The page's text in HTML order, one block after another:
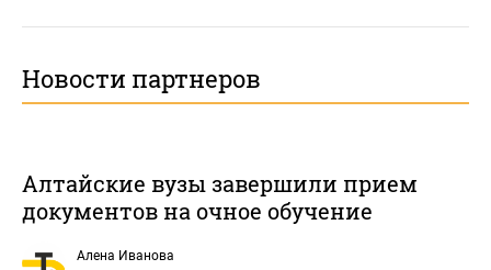
Новости партнеров
Алтайские вузы завершили прием
документов на очное обучение
Алена Иванова